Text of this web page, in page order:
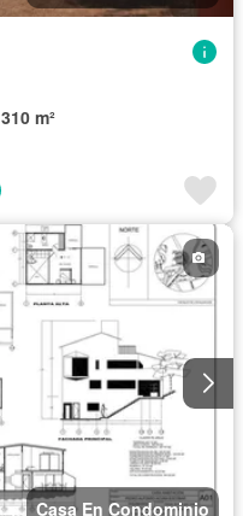
310 m²
Casa En Condominio